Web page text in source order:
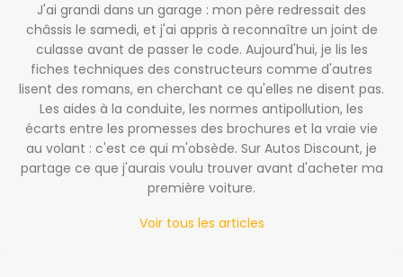
J'ai grandi dans un garage : mon père redressait des
châssis le samedi, et j'ai appris à reconnaître un joint de
culasse avant de passer le code. Aujourd'hui, je lis les
fiches techniques des constructeurs comme d'autres
lisent des romans, en cherchant ce qu'elles ne disent pas.
Les aides à la conduite, les normes antipollution, les
écarts entre les promesses des brochures et la vraie vie
au volant : c'est ce qui m'obsède. Sur Autos Discount, je
partage ce que j'aurais voulu trouver avant d'acheter ma
première voiture.
Voir tous les articles